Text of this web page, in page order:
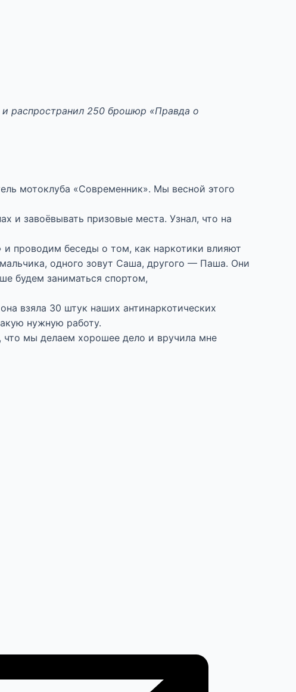
распространил 250 брошюр «Правда о
мотоклуба «Современник». Мы весной этого
и завоёвывать призовые места. Узнал, что на
проводим беседы о том, как наркотики влияют
одного зовут Саша, другого — Паша. Они
будем заниматься спортом,
взяла 30 штук наших антинаркотических
нужную работу.
что мы делаем хорошее дело и вручила мне